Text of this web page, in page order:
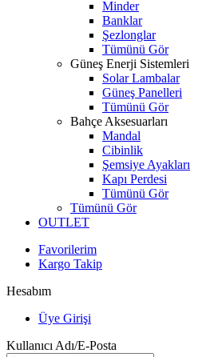
Minder
Banklar
Şezlonglar
Tümünü Gör
Güneş Enerji Sistemleri
Solar Lambalar
Güneş Panelleri
Tümünü Gör
Bahçe Aksesuarları
Mandal
Cibinlik
Şemsiye Ayakları
Kapı Perdesi
Tümünü Gör
Tümünü Gör
OUTLET
Favorilerim
Kargo Takip
Hesabım
Üye Girişi
Kullanıcı Adı/E-Posta